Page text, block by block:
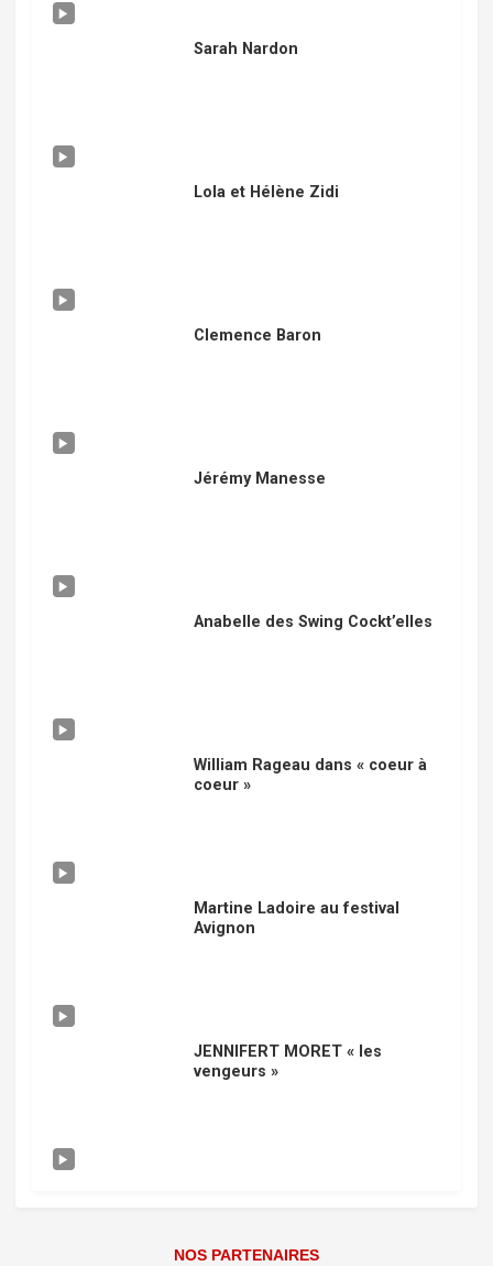
Sarah Nardon
Lola et Hélène Zidi
Clemence Baron
Jérémy Manesse
Anabelle des Swing Cockt’elles
William Rageau dans « coeur à
coeur »
Martine Ladoire au festival
Avignon
JENNIFERT MORET « les
vengeurs »